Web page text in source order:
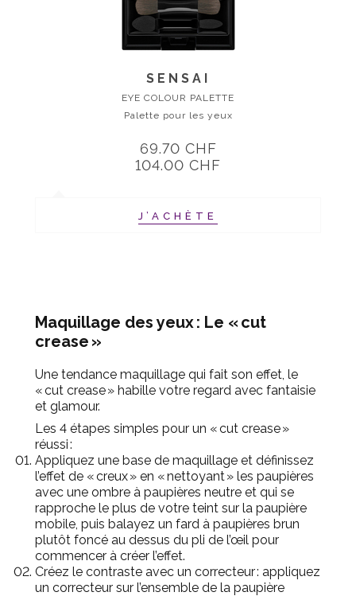
SENSAI
EYE COLOUR PALETTE
Palette pour les yeux
69.70 CHF
104.00 CHF
J’ACHÈTE
Maquillage des yeux : Le « cut
crease »
Une tendance maquillage qui fait son effet, le
« cut crease » habille votre regard avec fantaisie
et glamour.
Les 4 étapes simples pour un « cut crease »
réussi :
Appliquez une base de maquillage et définissez
l’effet de « creux » en « nettoyant » les paupières
avec une ombre à paupières neutre et qui se
rapproche le plus de votre teint sur la paupière
mobile, puis balayez un fard à paupières brun
plutôt foncé au dessus du pli de l’œil pour
commencer à créer l’effet.
Créez le contraste avec un correcteur : appliquez
un correcteur sur l’ensemble de la paupière